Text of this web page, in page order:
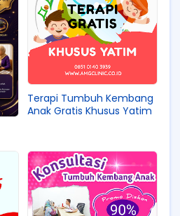
Terapi Tumbuh Kembang
Anak Gratis Khusus Yatim